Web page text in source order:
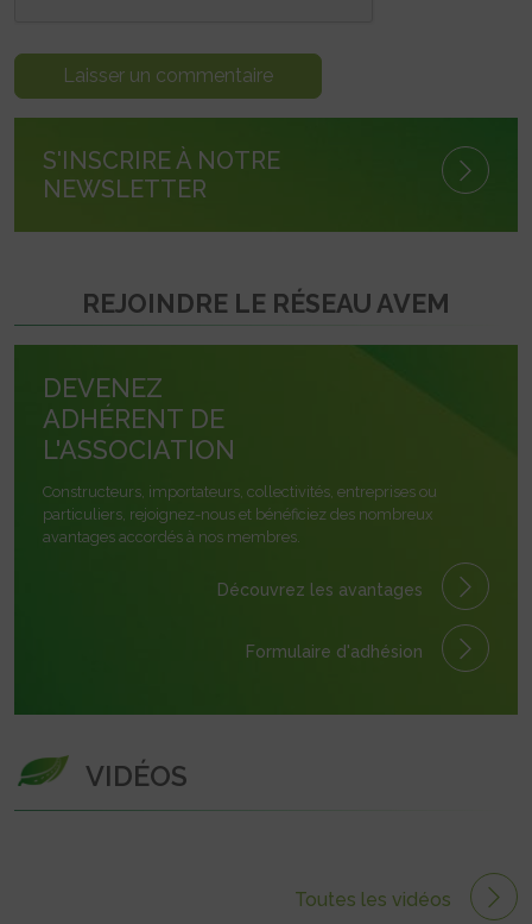
S'INSCRIRE À NOTRE
NEWSLETTER
REJOINDRE LE RÉSEAU AVEM
DEVENEZ
ADHÉRENT DE
L'ASSOCIATION
Constructeurs, importateurs, collectivités, entreprises ou
particuliers, rejoignez-nous et bénéficiez des nombreux
avantages accordés à nos membres.
Découvrez les avantages
Formulaire d'adhésion
VIDÉOS
Toutes les vidéos